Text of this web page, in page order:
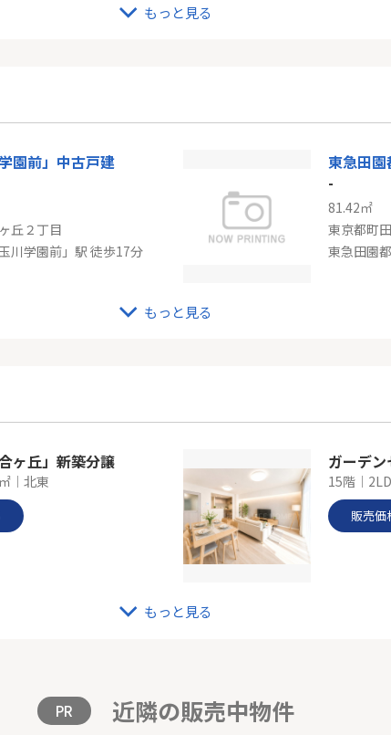
ンド前」中古戸建
もっと見る
園前」中古戸建
丘２丁目
川学園前」駅 徒歩17分
-
81.42㎡
東京都町
東急田園
もっと見る
ヶ丘」新築分譲
｜北東
ガーデ
15階｜
販売価
もっと見る
PR 近隣の販売中物件